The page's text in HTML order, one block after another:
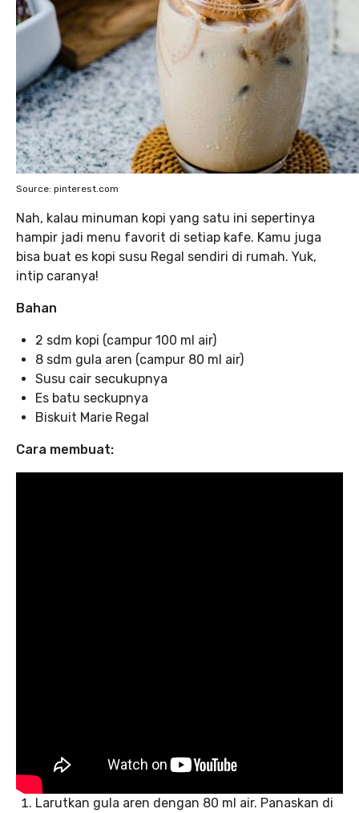
Source: pinterest.com
Nah, kalau minuman kopi yang satu ini sepertinya
hampir jadi menu favorit di setiap kafe. Kamu juga
bisa buat es kopi susu Regal sendiri di rumah. Yuk,
intip caranya!
Bahan
2 sdm kopi (campur 100 ml air)
8 sdm gula aren (campur 80 ml air)
Susu cair secukupnya
Es batu seckupnya
Biskuit Marie Regal
Cara membuat:
Larutkan gula aren dengan 80 ml air. Panaskan di